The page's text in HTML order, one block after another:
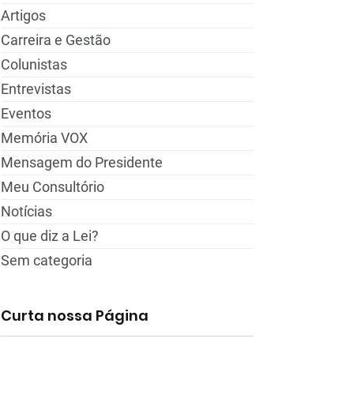
Artigos
Carreira e Gestão
Colunistas
Entrevistas
Eventos
Memória VOX
Mensagem do Presidente
Meu Consultório
Notícias
O que diz a Lei?
Sem categoria
Curta nossa Página